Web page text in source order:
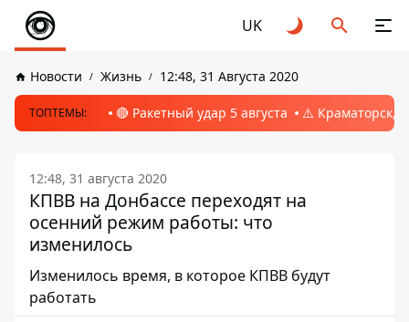
UK
Новости Жизнь 12:48, 31 Августа 2020
ТОПТЕМЫ: 🔴 Ракетный удар 5 августа ⚠️ Краматорск,
12:48, 31 августа 2020
КПВВ на Донбассе переходят на
осенний режим работы: что
изменилось
Изменилось время, в которое КПВВ будут
работать